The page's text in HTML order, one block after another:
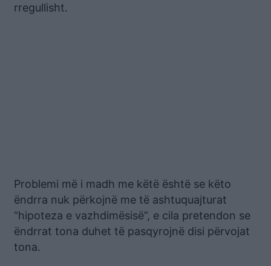
rregullisht.
Problemi më i madh me këtë është se këto
ëndrra nuk përkojnë me të ashtuquajturat
“hipoteza e vazhdimësisë”, e cila pretendon se
ëndrrat tona duhet të pasqyrojnë disi përvojat
tona.